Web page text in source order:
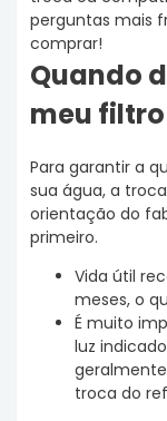
perguntas mais
comprar!
Quando
meu
Para garantir a
sua água, a
orientação do
primeiro.
Vida útil
meses, o
É muito
luz
troca do